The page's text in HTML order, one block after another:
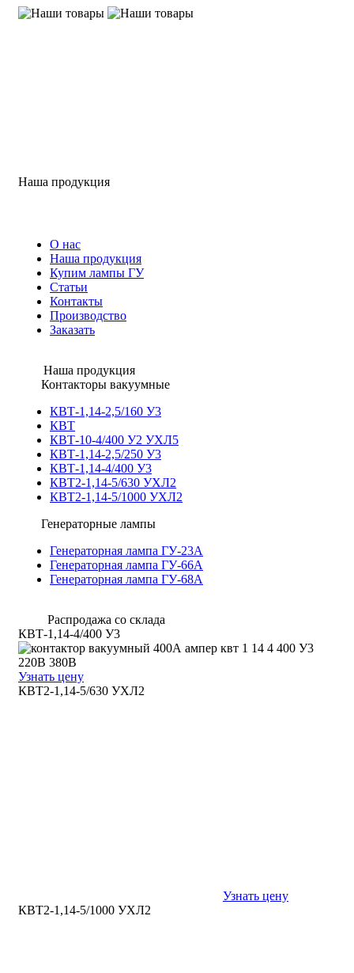
Наша продукция
О нас
Наша продукция
Купим лампы ГУ
Статьи
Контакты
Производство
Заказать
Наша продукция
Контакторы вакуумные
КВТ-1,14-2,5/160 У3
КВТ
КВТ-10-4/400 У2 УХЛ5
КВТ-1,14-2,5/250 У3
КВТ-1,14-4/400 У3
КВТ2-1,14-5/630 УХЛ2
КВТ2-1,14-5/1000 УХЛ2
Генераторные лампы
Генераторная лампа ГУ-23А
Генераторная лампа ГУ-66А
Генераторная лампа ГУ-68А
Распродажа со склада
КВТ-1,14-4/400 У3
Узнать цену
КВТ2-1,14-5/630 УХЛ2
Узнать цену
КВТ2-1,14-5/1000 УХЛ2